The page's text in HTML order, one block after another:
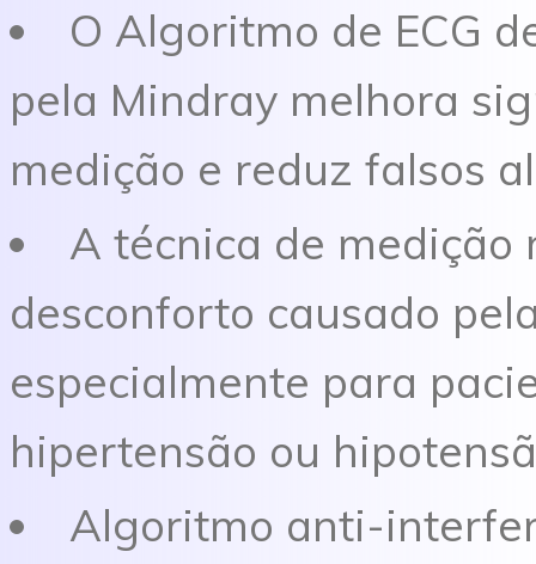
O Algoritmo de ECG
pela Mindray melhora
medição e reduz falsos
A técnica de medição
desconforto causado
especialmente para
hipertensão ou
Algoritmo anti-